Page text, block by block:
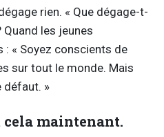
rien. « Que dégage-t-
les jeunes
: « Soyez conscients de
sur tout le monde. Mais
défaut. »
cela maintenant.